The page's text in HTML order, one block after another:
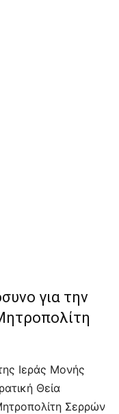
για την
Ιεράς Μονής
Θεία
Σερρών